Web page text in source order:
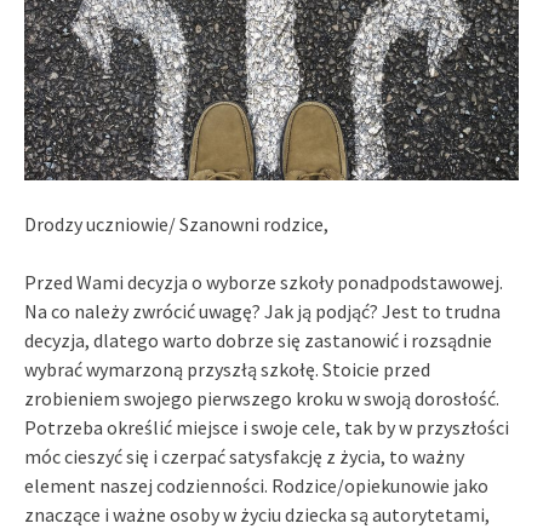
Drodzy uczniowie/ Szanowni rodzice,
Przed Wami decyzja o wyborze szkoły ponadpodstawowej.
Na co należy zwrócić uwagę? Jak ją podjąć? Jest to trudna
decyzja, dlatego warto dobrze się zastanowić i rozsądnie
wybrać wymarzoną przyszłą szkołę. Stoicie przed
zrobieniem swojego pierwszego kroku w swoją dorosłość.
Potrzeba określić miejsce i swoje cele, tak by w przyszłości
móc cieszyć się i czerpać satysfakcję z życia, to ważny
element naszej codzienności. Rodzice/opiekunowie jako
znaczące i ważne osoby w życiu dziecka są autorytetami,